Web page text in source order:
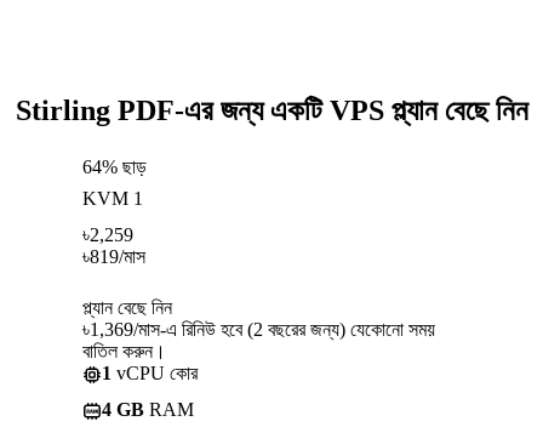
Stirling PDF-এর জন্য একটি VPS প্ল্যান বেছে নিন
64% ছাড়
KVM 1
৳2,259
৳819/মাস
প্ল্যান বেছে নিন
৳1,369/মাস-এ রিনিউ হবে (2 বছরের জন্য) যেকোনো সময়
বাতিল করুন।
1 vCPU কোর
4 GB RAM